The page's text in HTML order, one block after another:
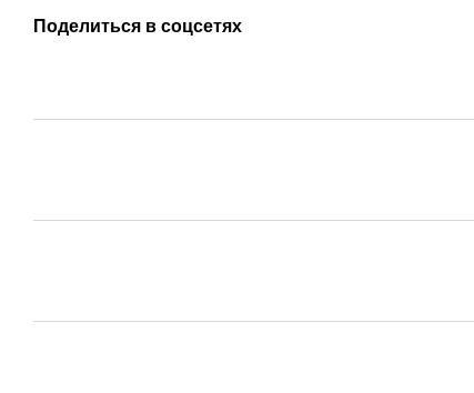
Поделиться в соцсетях